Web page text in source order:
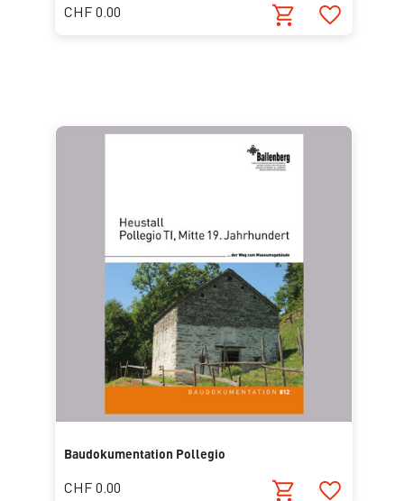
CHF 0.00
Baudokumentation Pollegio
CHF 0.00